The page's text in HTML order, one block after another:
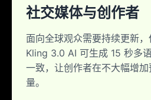
社交媒体与创作者
面向全球观众需要持续更新，
Kling 3.0 AI 可生成 15 秒多
一致，让创作者在不大幅增
量。